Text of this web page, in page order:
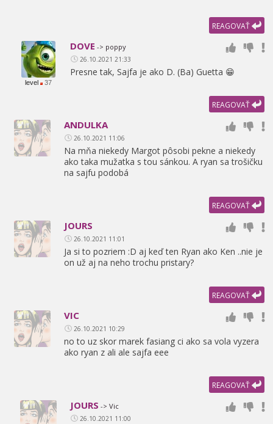
REAGOVAŤ
level 37
DOVE -> poppy
26.10.2021 21:33
Presne tak, Sajfa je ako D. (Ba) Guetta 😁
REAGOVAŤ
ANDULKA
26.10.2021 11:06
Na mňa niekedy Margot pôsobi pekne a niekedy
ako taka mužatka s tou sánkou. A ryan sa trošičku
na sajfu podobá
REAGOVAŤ
JOURS
26.10.2021 11:01
Ja si to pozriem :D aj keď ten Ryan ako Ken ..nie je
on už aj na neho trochu pristary?
REAGOVAŤ
VIC
26.10.2021 10:29
no to uz skor marek fasiang ci ako sa vola vyzera
ako ryan z ali ale sajfa eee
REAGOVAŤ
JOURS -> Vic
26.10.2021 11:00